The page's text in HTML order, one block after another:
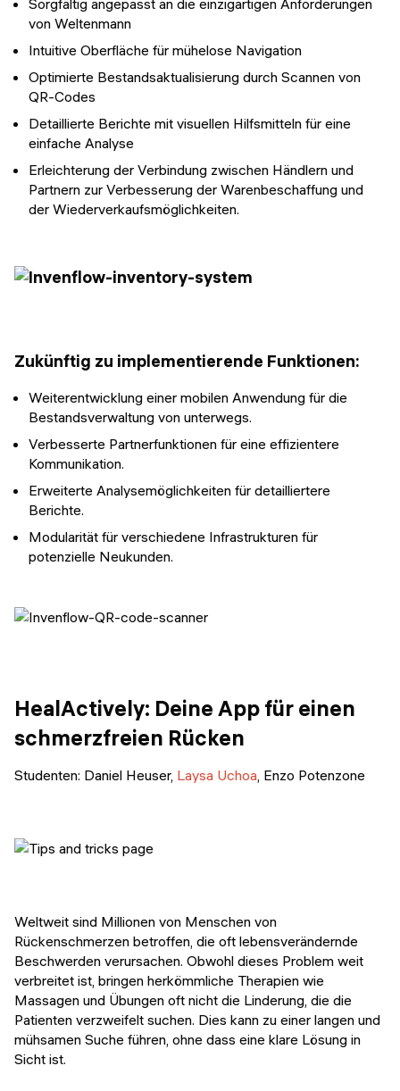
Sorgfältig angepasst an die einzigartigen Anforderungen
von Weltenmann
Intuitive Oberfläche für mühelose Navigation
Optimierte Bestandsaktualisierung durch Scannen von
QR-Codes
Detaillierte Berichte mit visuellen Hilfsmitteln für eine
einfache Analyse
Erleichterung der Verbindung zwischen Händlern und
Partnern zur Verbesserung der Warenbeschaffung und
der Wiederverkaufsmöglichkeiten.
Zukünftig zu implementierende Funktionen:
Weiterentwicklung einer mobilen Anwendung für die
Bestandsverwaltung von unterwegs.
Verbesserte Partnerfunktionen für eine effizientere
Kommunikation.
Erweiterte Analysemöglichkeiten für detailliertere
Berichte.
Modularität für verschiedene Infrastrukturen für
potenzielle Neukunden.
HealActively: Deine App für einen
schmerzfreien Rücken
Studenten: Daniel Heuser, Laysa Uchoa, Enzo Potenzone
Weltweit sind Millionen von Menschen von
Rückenschmerzen betroffen, die oft lebensverändernde
Beschwerden verursachen. Obwohl dieses Problem weit
verbreitet ist, bringen herkömmliche Therapien wie
Massagen und Übungen oft nicht die Linderung, die die
Patienten verzweifelt suchen. Dies kann zu einer langen und
mühsamen Suche führen, ohne dass eine klare Lösung in
Sicht ist.